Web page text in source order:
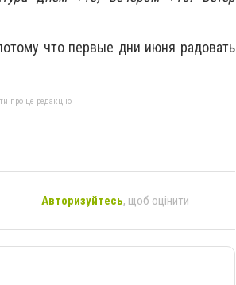
что первые дни июня радовать
про це редакцію
Авторизуйтесь, щоб оцінити